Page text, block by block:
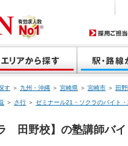
す ＞ 九州・沖縄 ＞ 宮崎県 ＞ 宮崎市 ＞ 田
＞ さ行 ＞ ゼミナール21・ソクラのバイト
田野校】の塾講師バ